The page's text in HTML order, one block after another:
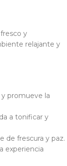
y
relajante y
promueve la
a tonificar y
de frescura y paz.
experiencia